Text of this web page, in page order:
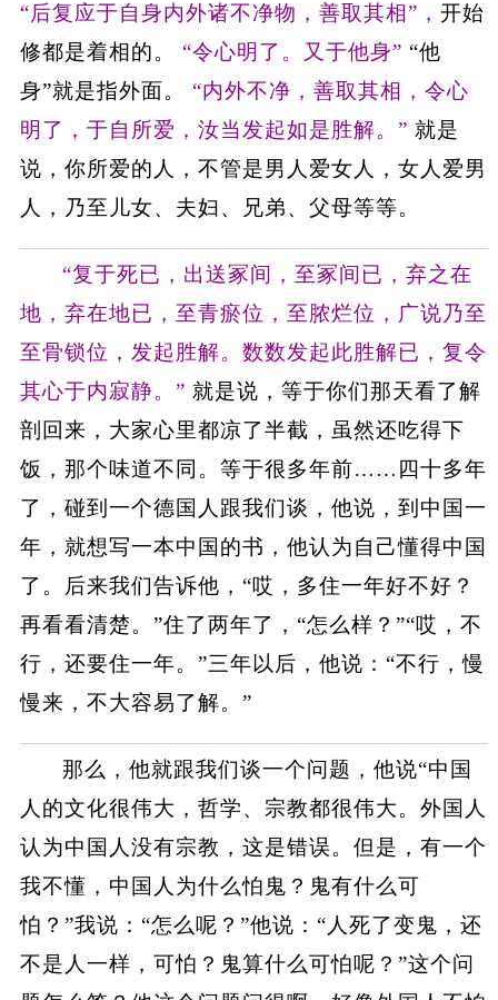
“后复应于自身内外诸不净物，善取其相”， 开始
修都是着相的。
“令心明了。又于他身” “他
身”就是指外面。
“内外不净，善取其相，令心
明了，于自所爱，汝当发起如是胜解。” 就是
说，你所爱的人，不管是男人爱女人，女人爱男
人，乃至儿女、夫妇、兄弟、父母等等。
“复于死已，出送冢间，至冢间已，弃之在
地，弃在地已，至青瘀位，至脓烂位，广说乃至
至骨锁位，发起胜解。数数发起此胜解已，复令
其心于内寂静。” 就是说，等于你们那天看了解
剖回来，大家心里都凉了半截，虽然还吃得下
饭，那个味道不同。等于很多年前……四十多年
了，碰到一个德国人跟我们谈，他说，到中国一
年，就想写一本中国的书，他认为自己懂得中国
了。后来我们告诉他，“哎，多住一年好不好？
再看看清楚。”住了两年了，“怎么样？”“哎，不
行，还要住一年。”三年以后，他说：“不行，慢
慢来，不大容易了解。”
那么，他就跟我们谈一个问题，他说“中国
人的文化很伟大，哲学、宗教都很伟大。外国人
认为中国人没有宗教，这是错误。但是，有一个
我不懂，中国人为什么怕鬼？鬼有什么可
怕？”我说：“怎么呢？”他说：“人死了变鬼，还
不是人一样，可怕？鬼算什么可怕呢？”这个问